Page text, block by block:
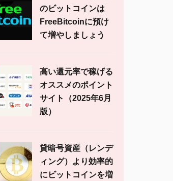
のビットコインは
FreeBitcoinに預け
て増やしましょう
高い還元率で稼げる
オススメのポイント
サイト（2025年6月
版）
貸暗号資産（レンデ
ィング）より効率的
にビットコインを増